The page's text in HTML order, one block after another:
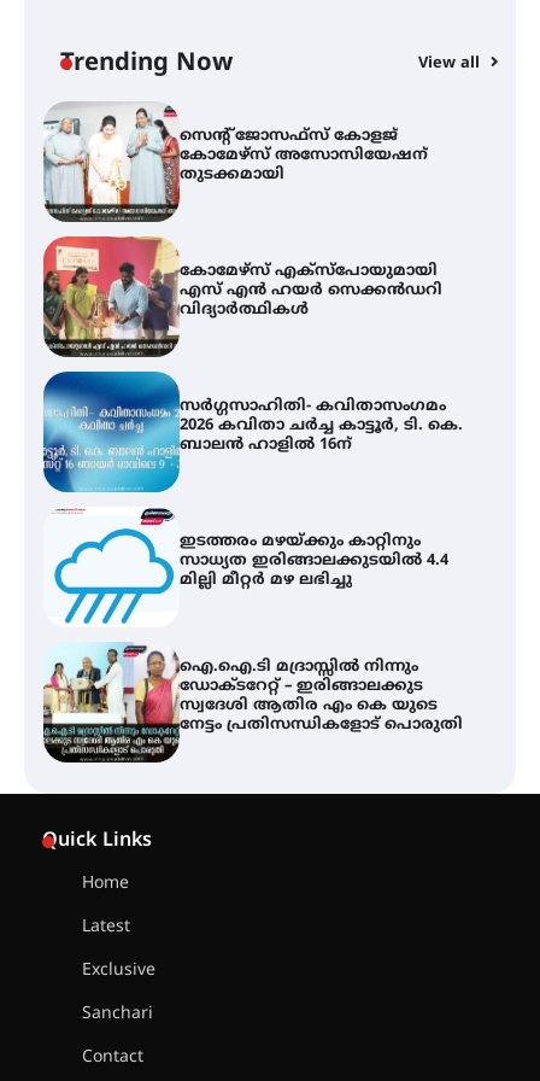
Trending Now View all
കോമേഴ്സ് എക്സ്പോയുമായി
എസ് എൻ ഹയർ സെക്കൻഡറി
വിദ്യാർത്ഥികൾ
സർഗ്ഗസാഹിതി- കവിതാസംഗമം
2026 കവിതാ ചർച്ച കാട്ടൂർ, ടി. കെ.
ബാലൻ ഹാളിൽ 16ന്
ഇടത്തരം മഴയ്ക്കും കാറ്റിനും
സാധ്യത ഇരിങ്ങാലക്കുടയിൽ 4.4
മില്ലി മീറ്റർ മഴ ലഭിച്ചു
ഐ.ഐ.ടി മദ്രാസ്സിൽ നിന്നും
ഡോക്ടറേറ്റ് – ഇരിങ്ങാലക്കുട
സ്വദേശി ആതിര എം കെ യുടെ
നേട്ടം പ്രതിസന്ധികളോട് പൊരുതി
ട്യുണീഷ്യൻ ചിത്രം ” ദി വോയിസ്
ഓഫ് ഹിന്ദ് റജബ് ” ഇരിങ്ങാലക്കുട
ഫിലിം സൊസൈറ്റി ആഗസ്റ്റ് 7
വെള്ളിയാഴ്ച സ്‌ക്രീൻ ചെയ്യുന്നു
Quick Links
Home
Latest
Exclusive
Sanchari
Contact